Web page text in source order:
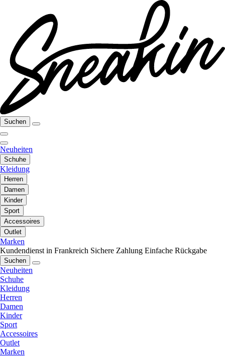
Suchen
Neuheiten
Schuhe
Kleidung
Herren
Damen
Kinder
Sport
Accessoires
Outlet
Marken
Kundendienst in Frankreich Sichere Zahlung Einfache Rückgabe
Suchen
Neuheiten
Schuhe
Kleidung
Herren
Damen
Kinder
Sport
Accessoires
Outlet
Marken